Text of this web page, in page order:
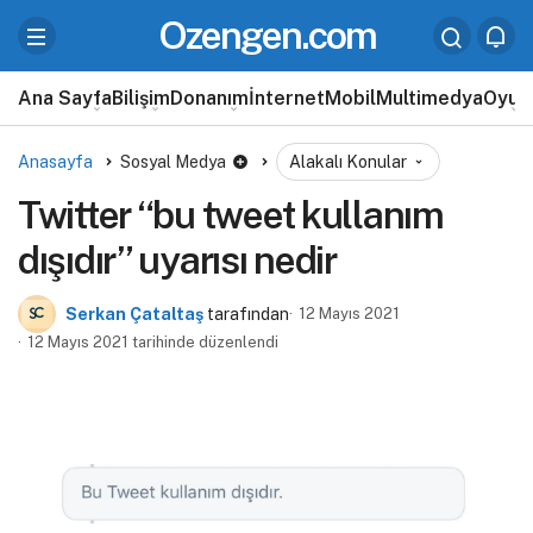
Ozengen.com
Ana SayfaBilişimDonanımİnternetMobilMultimedyaOyun
Anasayfa Sosyal Medya Alakalı Konular
Twitter “bu tweet kullanım
dışıdır” uyarısı nedir
Serkan Çataltaş tarafından
12 Mayıs 2021
12 Mayıs 2021 tarihinde düzenlendi